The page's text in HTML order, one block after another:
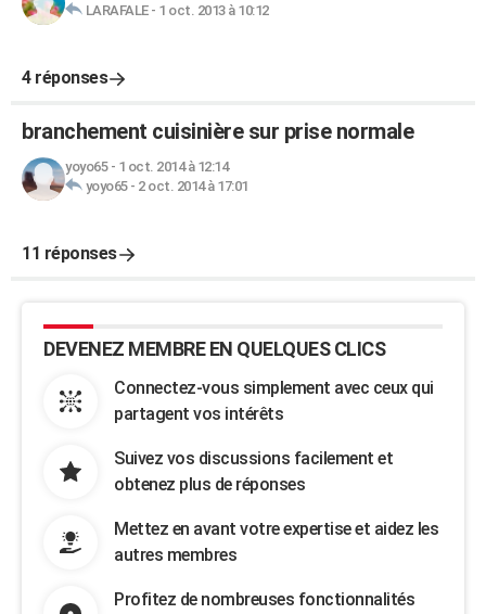
LARAFALE- 1 oct. 2013 à 10:12
4 réponses
branchement cuisinière sur prise normale
yoyo65- 1 oct. 2014 à 12:14
yoyo65- 2 oct. 2014 à 17:01
11 réponses
DEVENEZ MEMBRE EN QUELQUES CLICS
Connectez-vous simplement avec ceux qui
partagent vos intérêts
Suivez vos discussions facilement et
obtenez plus de réponses
Mettez en avant votre expertise et aidez les
autres membres
Profitez de nombreuses fonctionnalités